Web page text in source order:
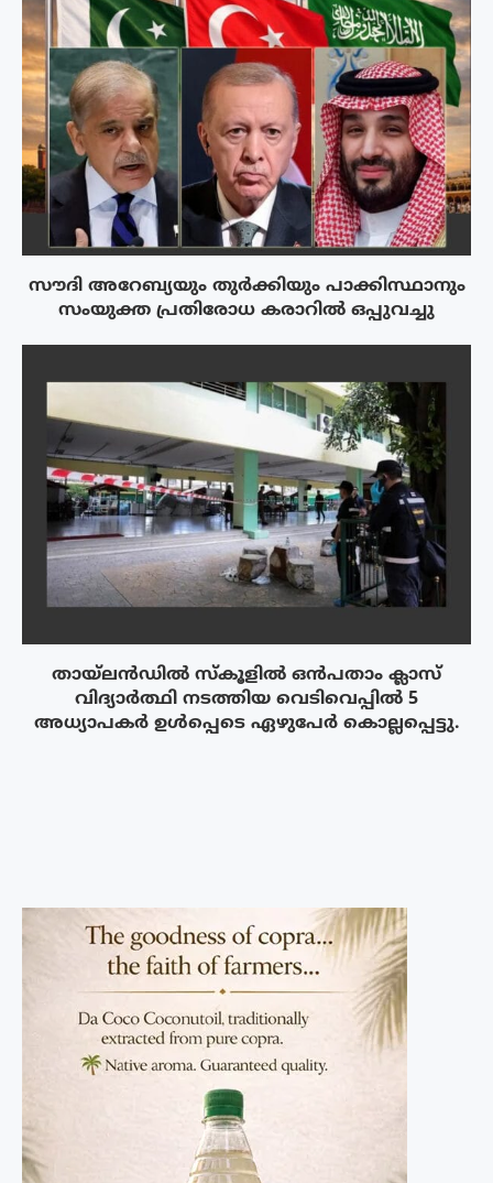
സൗദി അറേബ്യയും തുർക്കിയും പാക്കിസ്ഥാനും
സംയുക്ത പ്രതിരോധ കരാറിൽ ഒപ്പുവച്ചു
തായ്‌ലൻഡിൽ സ്കൂളിൽ ഒൻപതാം ക്ലാസ്
വിദ്യാർത്ഥി നടത്തിയ വെടിവെപ്പിൽ 5
അധ്യാപകർ ഉൾപ്പെടെ ഏഴുപേർ കൊല്ലപ്പെട്ടു.